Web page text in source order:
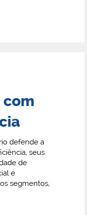
com
defende a
seus
de
e
segmentos,